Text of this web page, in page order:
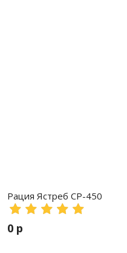
Рация Ястреб СР-450
0 р